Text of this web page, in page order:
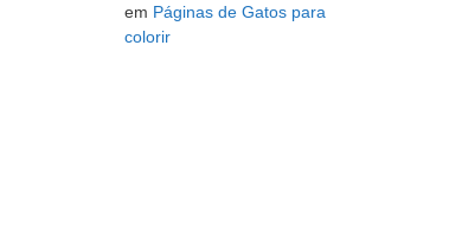
em Páginas de Gatos para
colorir